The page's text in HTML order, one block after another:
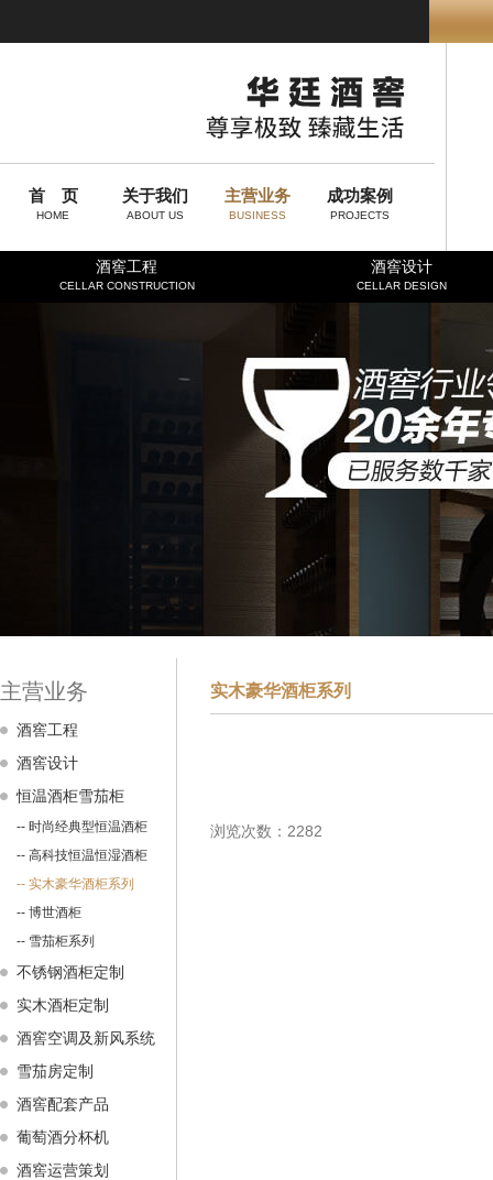
首 页
HOME
关于我们
ABOUT US
主营业务
BUSINESS
成功案例
PROJECTS
酒窖工程
CELLAR CONSTRUCTION
酒窖设计
CELLAR DESIGN
主营业务
酒窖工程
酒窖设计
恒温酒柜雪茄柜
-- 时尚经典型恒温酒柜
-- 高科技恒温恒湿酒柜
-- 实木豪华酒柜系列
-- 博世酒柜
-- 雪茄柜系列
不锈钢酒柜定制
实木酒柜定制
酒窖空调及新风系统
雪茄房定制
酒窖配套产品
葡萄酒分杯机
酒窖运营策划
实木豪华酒柜系列
浏览次数：2282